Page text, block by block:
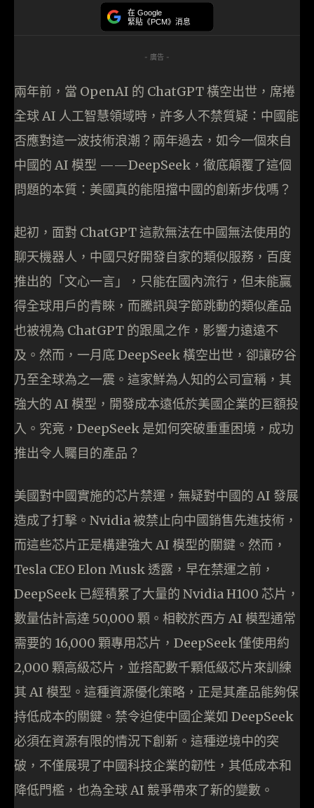
在 Google
緊貼《PCM》消息
- 廣告 -
兩年前，當 OpenAI 的 ChatGPT 橫空出世，席捲
全球 AI 人工智慧領域時，許多人不禁質疑：中國能
否應對這一波技術浪潮？兩年過去，如今一個來自
中國的 AI 模型 ——DeepSeek，徹底顛覆了這個
問題的本質：美國真的能阻擋中國的創新步伐嗎？
起初，面對 ChatGPT 這款無法在中國無法使用的
聊天機器人，中國只好開發自家的類似服務，百度
推出的「文心一言」，只能在國內流行，但未能贏
得全球用戶的青睞，而騰訊與字節跳動的類似產品
也被視為 ChatGPT 的跟風之作，影響力遠遠不
及。然而，一月底 DeepSeek 橫空出世，卻讓矽谷
乃至全球為之一震。這家鮮為人知的公司宣稱，其
強大的 AI 模型，開發成本遠低於美國企業的巨額投
入。究竟，DeepSeek 是如何突破重重困境，成功
推出令人矚目的產品？
美國對中國實施的芯片禁運，無疑對中國的 AI 發展
造成了打擊。Nvidia 被禁止向中國銷售先進技術，
而這些芯片正是構建強大 AI 模型的關鍵。然而，
Tesla CEO Elon Musk 透露，早在禁運之前，
DeepSeek 已經積累了大量的 Nvidia H100 芯片，
數量估計高達 50,000 顆。相較於西方 AI 模型通常
需要的 16,000 顆專用芯片，DeepSeek 僅使用約
2,000 顆高級芯片，並搭配數千顆低級芯片來訓練
其 AI 模型。這種資源優化策略，正是其產品能夠保
持低成本的關鍵。禁令迫使中國企業如 DeepSeek
必須在資源有限的情況下創新。這種逆境中的突
破，不僅展現了中國科技企業的韌性，其低成本和
降低門檻，也為全球 AI 競爭帶來了新的變數。